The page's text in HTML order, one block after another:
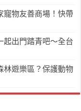
寵物友善商場！快帶
起出門踏青吧～全台
林遊樂區？保護動物